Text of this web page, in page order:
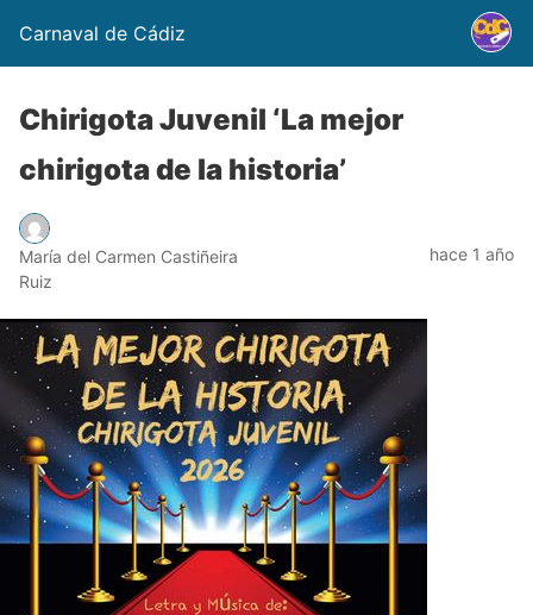
Carnaval de Cádiz
Chirigota Juvenil ‘La mejor
chirigota de la historia’
María del Carmen Castiñeira
Ruiz
hace 1 año